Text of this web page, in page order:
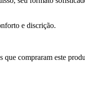
e discrição.
que compraram este